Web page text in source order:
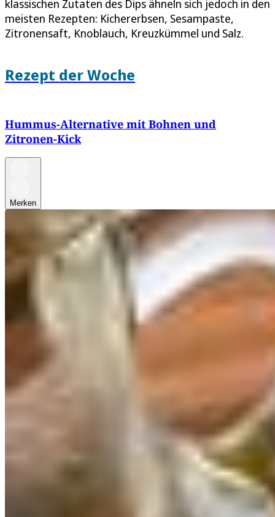
klassischen Zutaten des Dips ähneln sich jedoch in den
meisten Rezepten: Kichererbsen, Sesampaste,
Zitronensaft, Knoblauch, Kreuzkümmel und Salz.
Rezept der Woche
Hummus-Alternative mit Bohnen und
Zitronen-Kick
Merken